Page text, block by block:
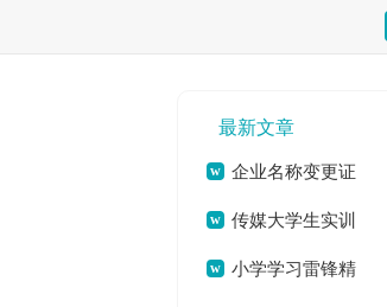
最新文章
企业名称变更证
明[本文共3101字]
传媒大学生实训
心得体会[本文共
小学学习雷锋精